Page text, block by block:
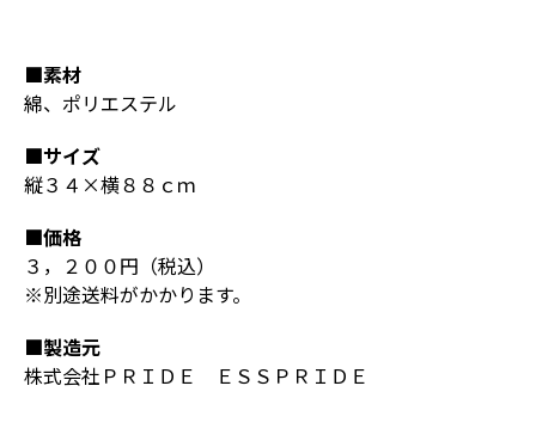
■素材
綿、ポリエステル
■サイズ
縦３４×横８８ｃｍ
■価格
３，２００円（税込）
※別途送料がかかります。
■製造元
株式会社ＰＲＩＤＥ ＥＳＳＰＲＩＤＥ